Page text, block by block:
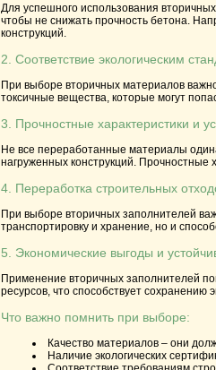
Для успешного использования
чтобы не снижать прочность бетона.
конструкций.
2. Соответствие экологическим
При выборе вторичных материалов
токсичные вещества, которые могут
3. Прочностные характеристики и
Не все переработанные материалы
нагруженных конструкций. Прочностные
4. Переработка строительных
При выборе вторичных заполнителей
транспортировку и хранение, но и
5. Экономические выгоды и
Применение вторичных заполнителей
ресурсов, что способствует сохранению
Что важно помнить при выборе:
Качество материалов – они
Наличие экологических